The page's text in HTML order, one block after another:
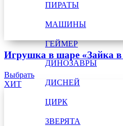
ПИРАТЫ
МАШИНЫ
ГЕЙМЕР
ДИНОЗАВРЫ
ДИСНЕЙ
ЦИРК
ЗВЕРЯТА
Игрушка в шаре «Зайка в
Выбрать
ХИТ